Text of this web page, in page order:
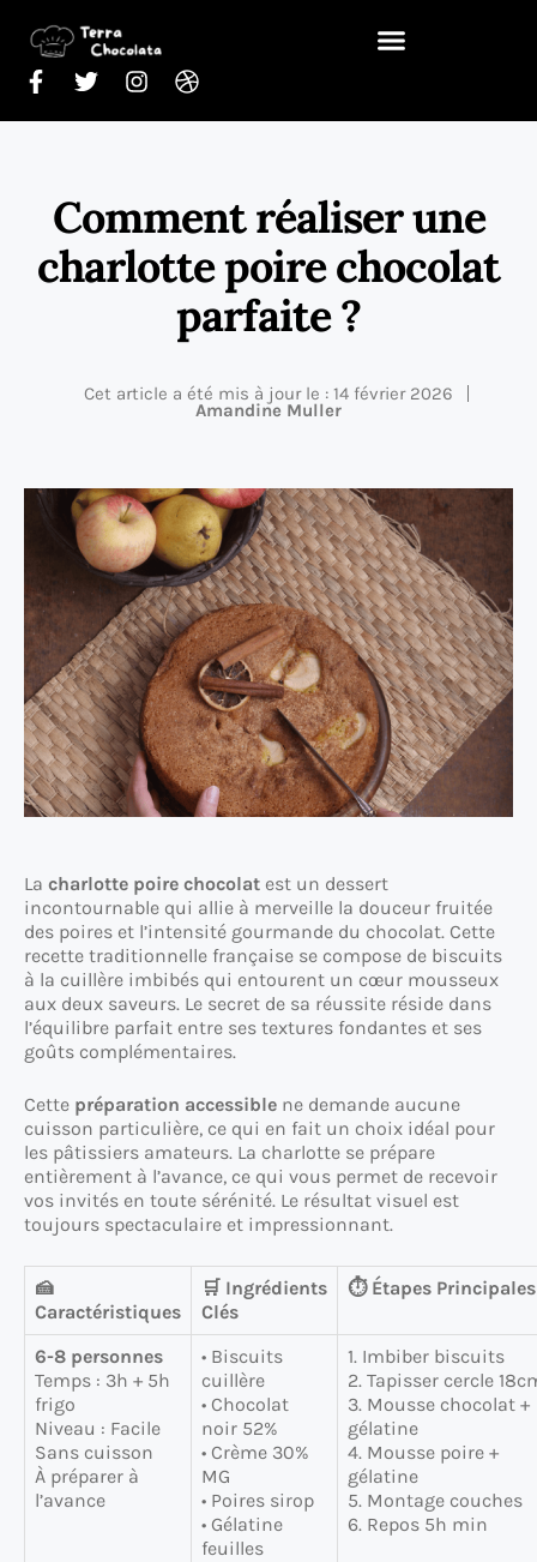
Comment réaliser une
charlotte poire chocolat
parfaite ?
Cet article a été mis à jour le : 14 février 2026
Amandine Muller
La charlotte poire chocolat est un dessert
incontournable qui allie à merveille la douceur fruitée
des poires et l’intensité gourmande du chocolat. Cette
recette traditionnelle française se compose de biscuits
à la cuillère imbibés qui entourent un cœur mousseux
aux deux saveurs. Le secret de sa réussite réside dans
l’équilibre parfait entre ses textures fondantes et ses
goûts complémentaires.
Cette préparation accessible ne demande aucune
cuisson particulière, ce qui en fait un choix idéal pour
les pâtissiers amateurs. La charlotte se prépare
entièrement à l’avance, ce qui vous permet de recevoir
vos invités en toute sérénité. Le résultat visuel est
toujours spectaculaire et impressionnant.
🍰
Caractéristiques
🛒 Ingrédients
Clés
⏱️ Étapes Principales
6-8 personnes
Temps : 3h + 5h
frigo
Niveau : Facile
Sans cuisson
À préparer à
l’avance
• Biscuits
cuillère
• Chocolat
noir 52%
• Crème 30%
MG
• Poires sirop
• Gélatine
feuilles
1. Imbiber biscuits
2. Tapisser cercle
3. Mousse chocolat +
gélatine
4. Mousse poire +
gélatine
5. Montage couches
6. Repos 5h min